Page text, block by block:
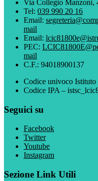
Via Collegio Manzoni,
Tel: 039 990 20 16
Email:
mail
Email:
PEC:
mail
C.F.: 94018900137
Codice univoco
Codice IPA –
Seguici su
Facebook
Twitter
Youtube
Instagram
Sezione Link Utili